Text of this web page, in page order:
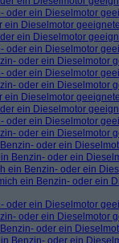
oder ein Dieselmotor
ein Dieselmotor
ein Dieselmotor
oder ein Dieselmotor
oder ein Dieselmotor
oder ein Dieselmotor
oder ein Dieselmotor
ein Dieselmotor
ein Dieselmotor
oder ein Dieselmotor
oder ein Dieselmotor
oder ein
Benzin- oder ein
ein Benzin- oder ein
ein Benzin- oder ein
oder ein Dieselmotor
oder ein Dieselmotor
oder ein
Benzin- oder ein